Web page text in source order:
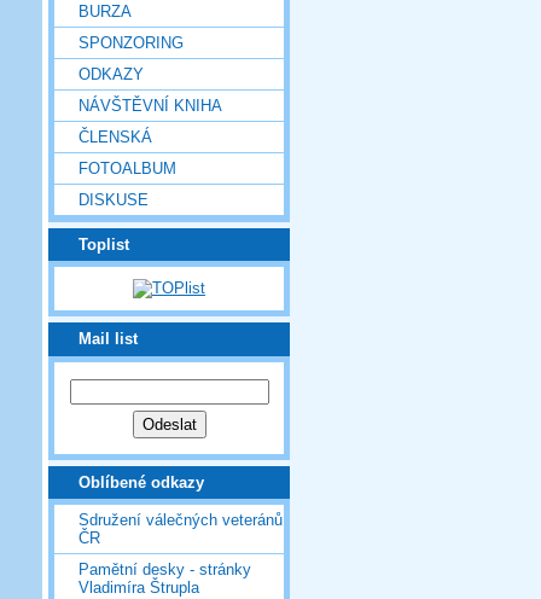
BURZA
SPONZORING
ODKAZY
NÁVŠTĚVNÍ KNIHA
ČLENSKÁ
FOTOALBUM
DISKUSE
Toplist
Mail list
Oblíbené odkazy
Sdružení válečných veteránů
ČR
Pamětní desky - stránky
Vladimíra Štrupla